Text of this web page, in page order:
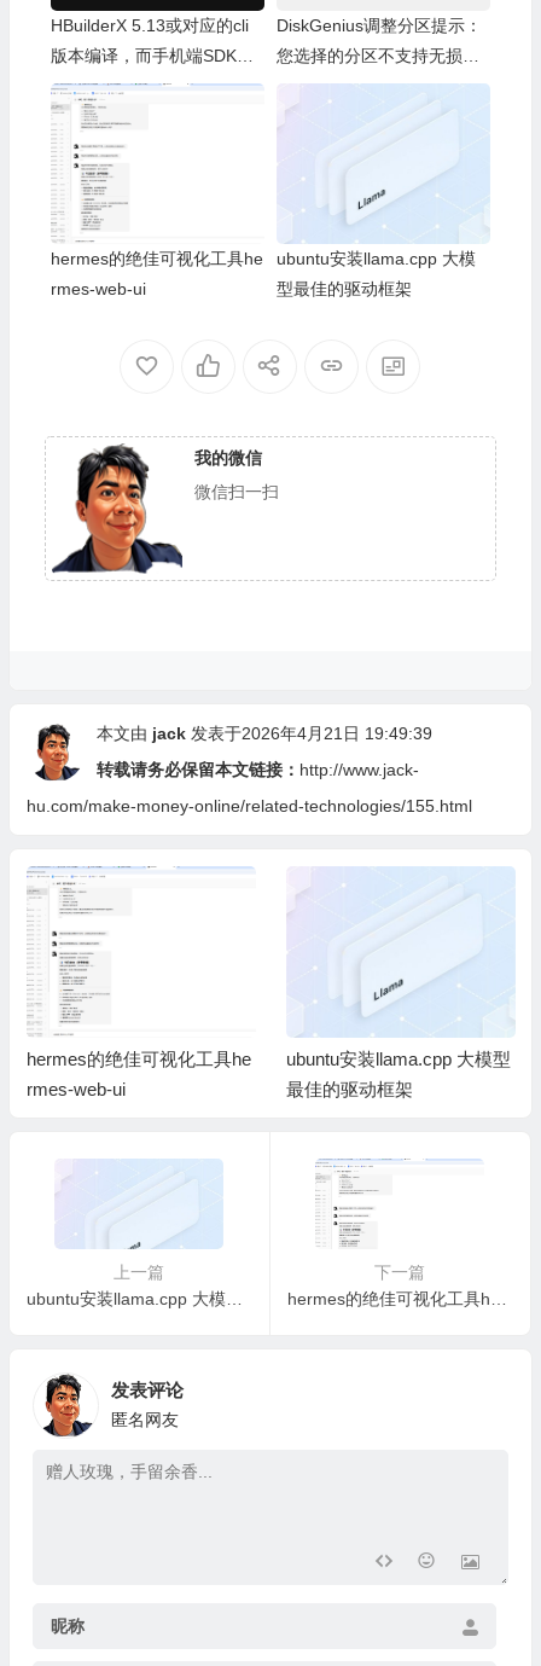
HBuilderX 5.13或对应的cli
版本编译，而手机端SDK版
本是5.14。不匹配的版本可
能造成应用异常。
DiskGenius调整分区提示：
您选择的分区不支持无损调
整容量操作
hermes的绝佳可视化工具he
rmes-web-ui
ubuntu安装llama.cpp 大模
型最佳的驱动框架
我的微信
微信扫一扫
本文由 jack 发表于2026年4月21日 19:49:39
转载请务必保留本文链接： http://www.jack-
hu.com/make-money-online/related-technologies/155.html
hermes的绝佳可视化工具he
rmes-web-ui
ubuntu安装llama.cpp 大模型
最佳的驱动框架
上一篇
ubuntu安装llama.cpp 大模型最佳的驱动框架
下一篇
发表评论
匿名网友
昵称